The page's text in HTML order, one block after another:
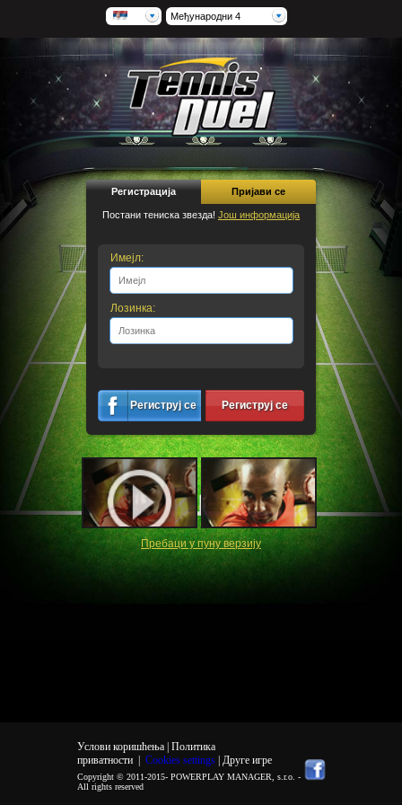
Међународни 4
Регистрација Пријави се
Постани тениска звезда! Још информација
Имејл:
Лозинка:
Региструј се Региструј се
Пребаци у пуну верзију
Услови коришћења | Политика
приватности| Cookies settings | Друге игре
Copyright © 2011-2015- POWERPLAY MANAGER, s.r.o. -
All rights reserved